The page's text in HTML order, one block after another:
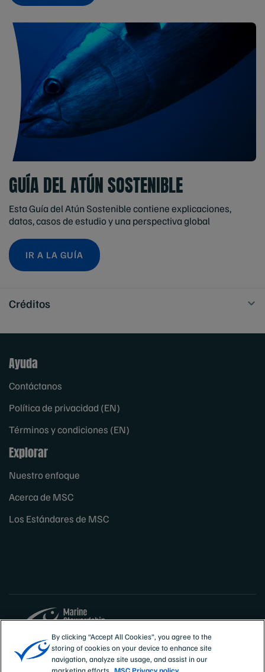
GUÍA DEL ATÚN SOSTENIBLE
Esta Guía del Atún Sostenible contiene explicaciones,
datos, casos de estudio y una perspectiva global
IR A LA GUÍA
Créditos
Ayuda
Contáctanos
Política de privacidad (EN)
Términos y condiciones (EN)
Explorar
Nuestro enfoque
Acerca de MSC
Los Estándares de MSC
Sites
España
By clicking “Accept All Cookies”, you agree to the
storing of cookies on your device to enhance site
navigation, analyze site usage, and assist in our